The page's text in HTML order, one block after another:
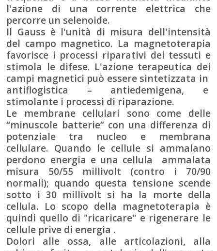
l'azione di una corrente elettrica che
percorre un selenoide.
Il Gauss è l'unità di misura dell'intensità
del campo magnetico. La magnetoterapia
favorisce i processi riparativi dei tessuti e
stimola le difese. L'azione terapeutica dei
campi magnetici può essere sintetizzata in
antiflogistica – antiedemigena, e
stimolante i processi di riparazione.
Le membrane cellulari sono come delle
“minuscole batterie” con una differenza di
potenziale tra nucleo e membrana
cellulare. Quando le cellule si ammalano
perdono energia e una cellula ammalata
misura 50/55 millivolt (contro i 70/90
normali); quando questa tensione scende
sotto i 30 millivolt si ha la morte della
cellula. Lo scopo della magnetoterapia è
quindi quello di "ricaricare" e rigenerare le
cellule prive di energia .
Dolori alle ossa, alle articolazioni, alla